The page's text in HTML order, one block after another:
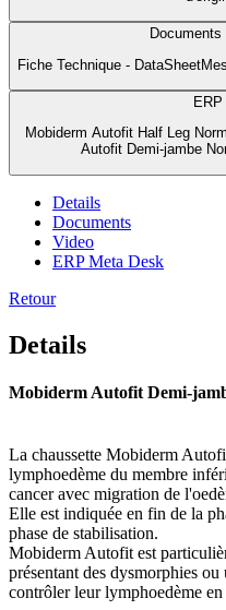
Documents
Fiche Technique -
Mobiderm Autofit Half Leg
Autofit Demi-jambe
Details
Documents
Video
ERP Meta Desk
Retour
Details
Mobiderm Autofit Demi-
La chaussette Mobiderm
lymphoedème du membre
cancer avec migration de
Elle est indiquée en fin de la
phase de stabilisation.
Mobiderm Autofit est
présentant des dysmorphies
contrôler leur lymphoedème